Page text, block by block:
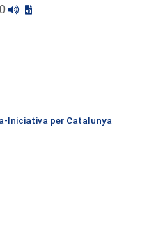
Iniciativa per Catalunya